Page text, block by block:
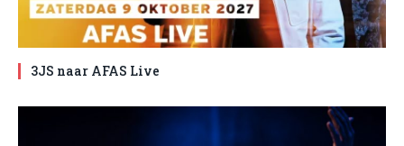
3JS naar AFAS Live